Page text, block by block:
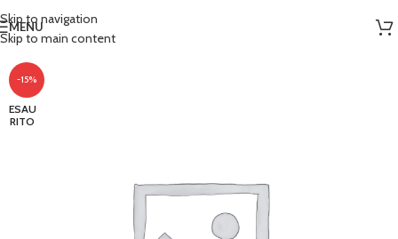
Skip to navigation
Skip to main content
MENU
-15%
ESAU
RITO